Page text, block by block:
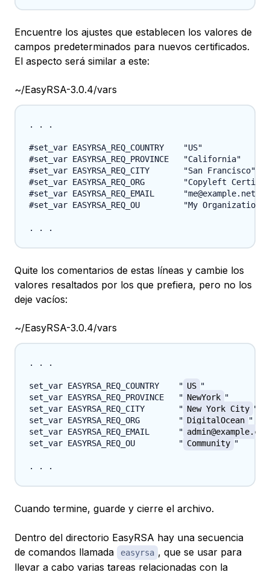
Encuentre los ajustes que establecen los valores de
campos predeterminados para nuevos certificados.
El aspecto será similar a este:
~/EasyRSA-3.0.4/vars
. . .
#set_var EASYRSA_REQ_COUNTRY    "US"
#set_var EASYRSA_REQ_PROVINCE   "California"
#set_var EASYRSA_REQ_CITY       "San Francisco"
#set_var EASYRSA_REQ_ORG        "Copyleft
#set_var EASYRSA_REQ_EMAIL      "me@example.net"
#set_var EASYRSA_REQ_OU         "My
Quite los comentarios de estas líneas y cambie los
valores resaltados por los que prefiera, pero no los
deje vacíos:
~/EasyRSA-3.0.4/vars
. . .
set_var EASYRSA_REQ_COUNTRY    " US "
set_var EASYRSA_REQ_PROVINCE   " NewYork "
set_var EASYRSA_REQ_CITY       " New York City "
set_var EASYRSA_REQ_ORG        " DigitalOcean "
set_var EASYRSA_REQ_EMAIL      " admin@example.com
set_var EASYRSA_REQ_OU         " Community "
Cuando termine, guarde y cierre el archivo.
Dentro del directorio EasyRSA hay una secuencia
de comandos llamada ​​​
​easyrsa , que se usar para
llevar a cabo varias tareas relacionadas con la